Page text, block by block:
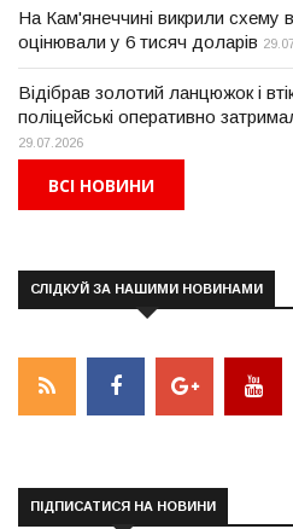
На Кам'янеччині викрили схему
оцінювали у 6 тисяч доларів
Відібрав золотий ланцюжок і
поліцейські оперативно
29.07.2026
ВСІ НОВИНИ
СЛІДКУЙ ЗА НАШИМИ НОВИНАМИ
ПІДПИСАТИСЯ НА НОВИНИ